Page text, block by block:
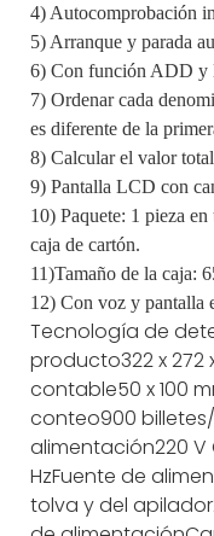
4) Autocomprobación
5) Arranque y parada
6) Con función ADD y
7) Ordenar cada
es diferente de la
8) Calcular el valor
9) Pantalla LCD con
10) Paquete: 1 pieza
caja de cartón.
11)Tamaño de la caja:
12) Con voz y pantalla
Tecnología de
producto322 x 272
contable50 x 100
conteo900
alimentación220 V
HzFuente de
tolva y del apilador